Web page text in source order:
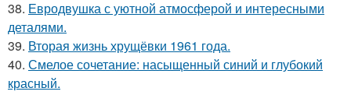
38. Евродвушка с уютной атмосферой и интересными
деталями.
39. Вторая жизнь хрущёвки 1961 года.
40. Смелое сочетание: насыщенный синий и глубокий
красный.